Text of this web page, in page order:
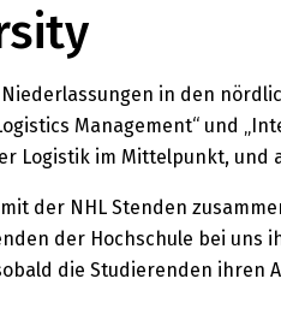
in den
Management“ und
Logistik im Mittelpunkt,
der NHL Stenden
der Hochschule bei uns
die Studierenden ihren